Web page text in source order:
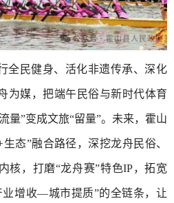
全民健身、活化非遗传承、深化
为媒，把端午民俗与新时代体育
量”变成文旅“留量”。未来，霍山
态”融合路径，深挖龙舟民俗、
核，打磨“龙舟赛”特色IP，拓宽
增收—城市提质”的全链条，让